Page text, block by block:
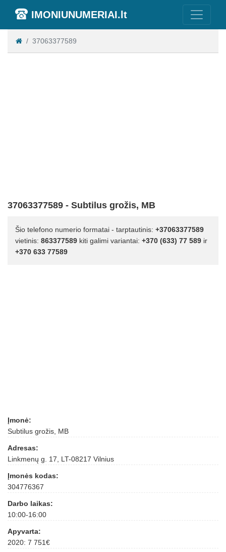
IMONIUNUMERIAI.lt
37063377589
37063377589 - Subtilus grožis, MB
Šio telefono numerio formatai - tarptautinis: +37063377589
vietinis: 863377589 kiti galimi variantai: +370 (633) 77 589 ir
+370 633 77589
Įmonė:
Subtilus grožis, MB
Adresas:
Linkmenų g. 17, LT-08217 Vilnius
Įmonės kodas:
304776367
Darbo laikas:
10:00-16:00
Apyvarta:
2020: 7 751€